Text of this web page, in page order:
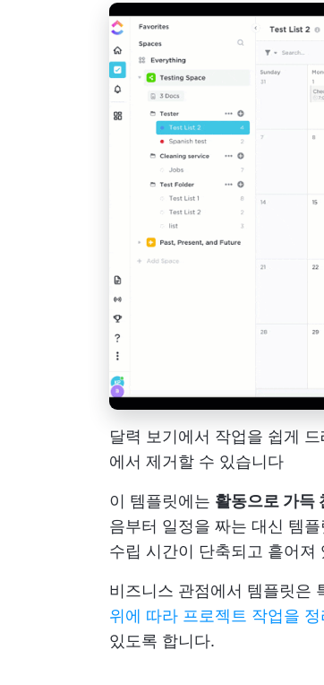
달력 보기에서 작업을 쉽게
에서 제거할 수 있습니다
이 템플릿에는 활동으로 가득
음부터 일정을 짜는 대신 템
수립 시간이 단축되고 흩어
비즈니스 관점에서 템플릿은
위에 따라 프로젝트 작업을 정
있도록 합니다.